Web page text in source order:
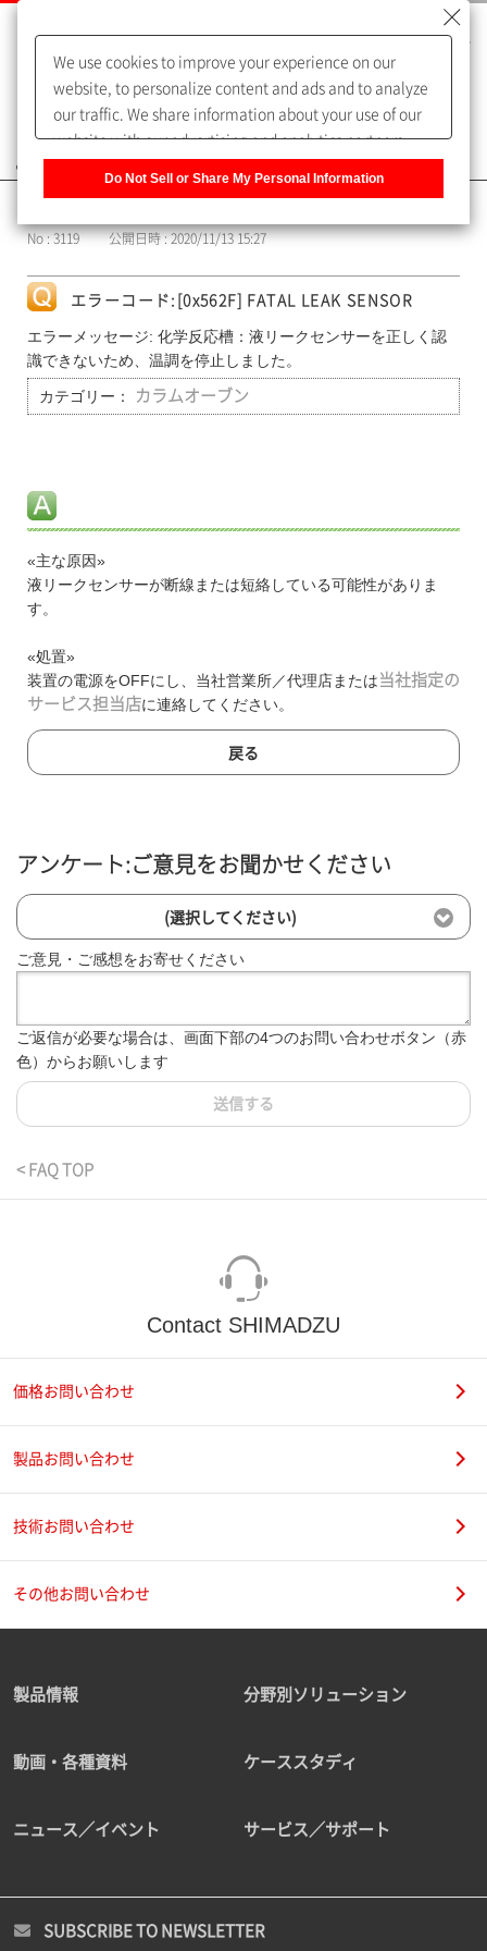
よくあるご質問（FAQ）
No : 3119 公開日時 : 2020/11/13 15:27
エラーコード:[0x562F] FATAL LEAK SENSOR
エラーメッセージ: 化学反応槽：液リークセンサーを正しく認
識できないため、温調を停止しました。
カテゴリー： カラムオーブン
«主な原因»
液リークセンサーが断線または短絡している可能性がありま
す。
«処置»
装置の電源をOFFにし、当社営業所／代理店または 当社指定の
サービス担当店に連絡してください。
戻る
アンケート:ご意見をお聞かせください
(選択してください)
ご意見・ご感想をお寄せください
ご返信が必要な場合は、画面下部の4つのお問い合わせボタン（赤
色）からお願いします
送信する
< FAQ TOP
Contact SHIMADZU
価格お問い合わせ
製品お問い合わせ
技術お問い合わせ
その他お問い合わせ
製品情報 分野別ソリューション
動画・各種資料 ケーススタディ
ニュース／イベント サービス／サポート
SUBSCRIBE TO NEWSLETTER
We use cookies to improve your experience on our
website, to personalize content and ads and to analyze
our traffic. We share information about your use of our
website with our advertising and analytics partners,
of our sharing information about you with our partners.
Information] to customize your cookie settings on our
Do Not Sell or Share My Personal Information